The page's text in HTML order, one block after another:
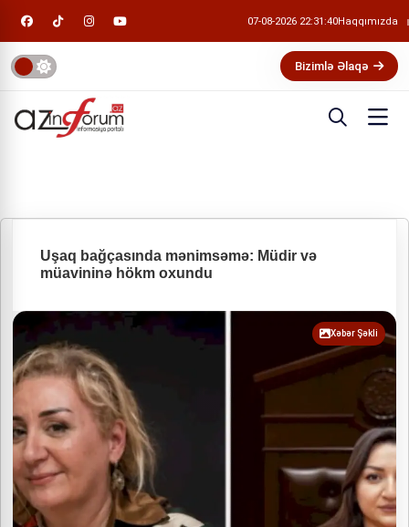
07-08-2026 22:31:41Haqqımızda
Bizimlə Əlaqə
Uşaq bağçasında mənimsəmə: Müdir və
müavininə hökm oxundu
Xəbər Şəkli